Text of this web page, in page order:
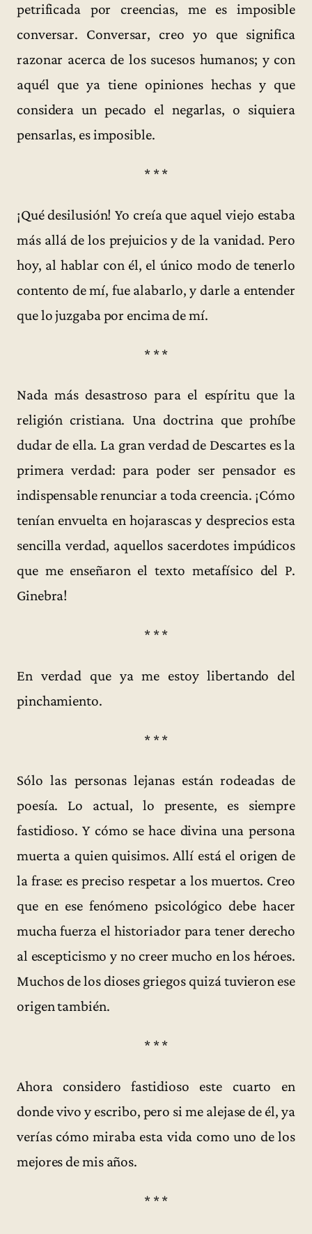
petrificada por creencias, me es imposible
conversar. Conversar, creo yo que significa
razonar acerca de los sucesos humanos; y con
aquél que ya tiene opiniones hechas y que
considera un pecado el negarlas, o siquiera
pensarlas, es imposible.
* * *
¡Qué desilusión! Yo creía que aquel viejo estaba
más allá de los prejuicios y de la vanidad. Pero
hoy, al hablar con él, el único modo de tenerlo
contento de mí, fue alabarlo, y darle a entender
que lo juzgaba por encima de mí.
* * *
Nada más desastroso para el espíritu que la
religión cristiana. Una doctrina que prohíbe
dudar de ella. La gran verdad de Descartes es la
primera verdad: para poder ser pensador es
indispensable renunciar a toda creencia. ¡Cómo
tenían envuelta en hojarascas y desprecios esta
sencilla verdad, aquellos sacerdotes impúdicos
que me enseñaron el texto metafísico del P.
Ginebra!
* * *
En verdad que ya me estoy libertando del
pinchamiento.
* * *
Sólo las personas lejanas están rodeadas de
poesía. Lo actual, lo presente, es siempre
fastidioso. Y cómo se hace divina una persona
muerta a quien quisimos. Allí está el origen de
la frase: es preciso respetar a los muertos. Creo
que en ese fenómeno psicológico debe hacer
mucha fuerza el historiador para tener derecho
al escepticismo y no creer mucho en los héroes.
Muchos de los dioses griegos quizá tuvieron ese
origen también.
* * *
Ahora considero fastidioso este cuarto en
donde vivo y escribo, pero si me alejase de él, ya
verías cómo miraba esta vida como uno de los
mejores de mis años.
* * *